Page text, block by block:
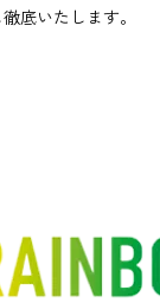
底いたします。